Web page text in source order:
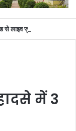
लाइव जुड़ने का मौका
में 3